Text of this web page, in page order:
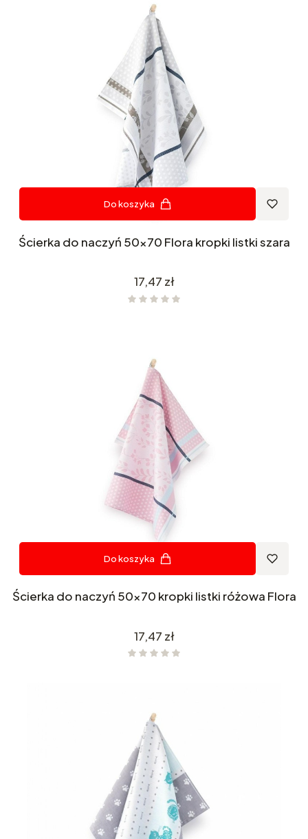
Do koszyka
Ścierka do naczyń 50x70 Flora kropki listki szara
Cena
17,47 zł
Do koszyka
Ścierka do naczyń 50x70 kropki listki różowa Flora
Cena
17,47 zł